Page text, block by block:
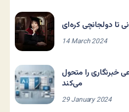
تا دولجانچی کره‌ای
14 March 2024
را متحول
می‌کند
29 January 2024